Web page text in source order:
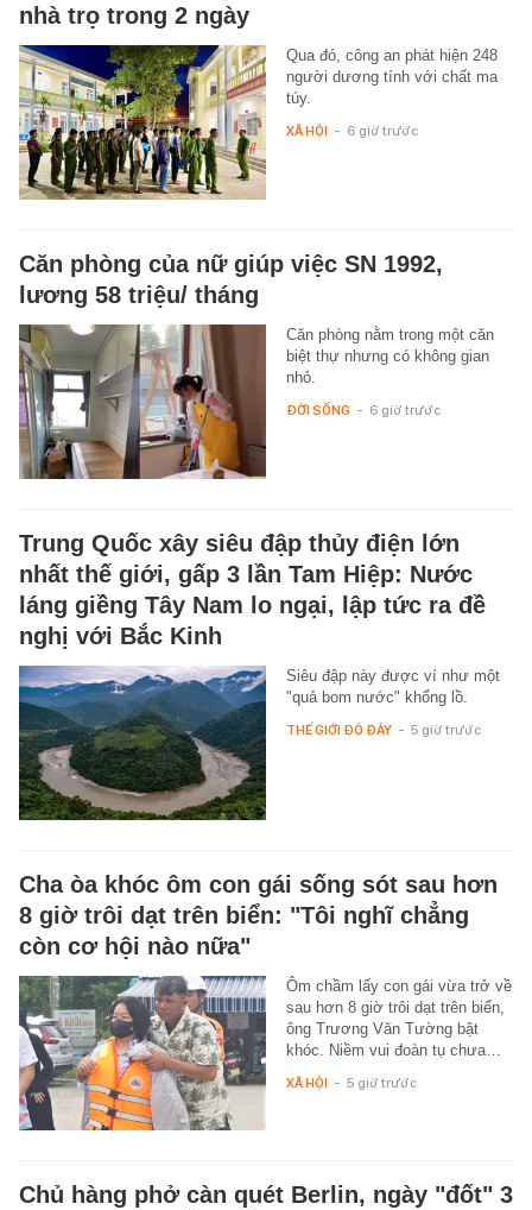
nhà trọ trong 2 ngày
Qua đó, công an phát hiện 248
người dương tính với chất ma
túy.
XÃ HỘI - 6 giờ trước
Căn phòng của nữ giúp việc SN 1992,
lương 58 triệu/ tháng
Căn phòng nằm trong một căn
biệt thự nhưng có không gian
nhỏ.
ĐỜI SỐNG - 6 giờ trước
Trung Quốc xây siêu đập thủy điện lớn
nhất thế giới, gấp 3 lần Tam Hiệp: Nước
láng giềng Tây Nam lo ngại, lập tức ra đề
nghị với Bắc Kinh
Siêu đập này được ví như một
"quả bom nước" khổng lồ.
THẾ GIỚI ĐÓ ĐÂY - 5 giờ trước
Cha òa khóc ôm con gái sống sót sau hơn
8 giờ trôi dạt trên biển: "Tôi nghĩ chẳng
còn cơ hội nào nữa"
Ôm chầm lấy con gái vừa trở về
sau hơn 8 giờ trôi dạt trên biển,
ông Trương Văn Tường bật
khóc. Niềm vui đoàn tụ chưa…
XÃ HỘI - 5 giờ trước
Chủ hàng phở càn quét Berlin, ngày "đốt" 3